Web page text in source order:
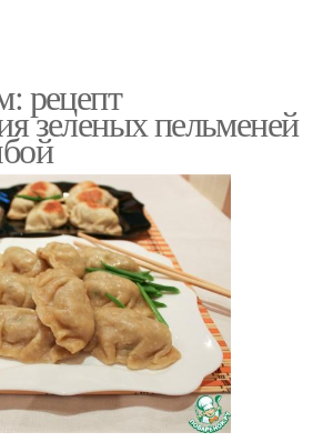
рецепт
зеленых пельменей